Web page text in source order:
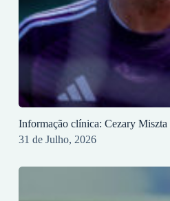
Informação clínica: Cezary Miszta
31 de Julho, 2026